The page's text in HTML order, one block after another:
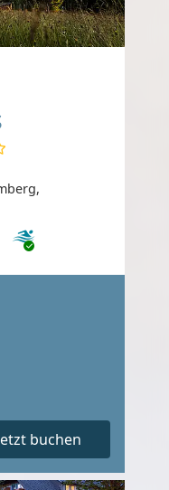
buchen